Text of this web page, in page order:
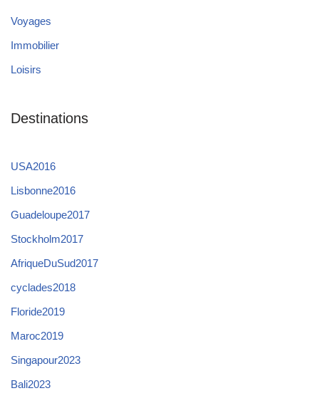
Voyages
Immobilier
Loisirs
Destinations
USA2016
Lisbonne2016
Guadeloupe2017
Stockholm2017
AfriqueDuSud2017
cyclades2018
Floride2019
Maroc2019
Singapour2023
Bali2023